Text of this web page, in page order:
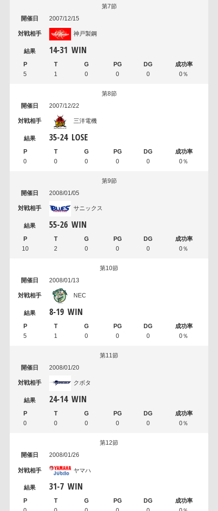
第7節
2007/12/15
神戸製鋼
14-31 WIN
5 1 0 0 0 0％
第8節
2007/12/22
三洋電機
35-24 LOSE
0 0 0 0 0 0％
第9節
2008/01/05
サニックス
55-26 WIN
10 2 0 0 0 0％
第10節
2008/01/13
NEC
8-19 WIN
5 1 0 0 0 0％
第11節
2008/01/20
クボタ
24-14 WIN
0 0 0 0 0 0％
第12節
2008/01/26
ヤマハ
31-7 WIN